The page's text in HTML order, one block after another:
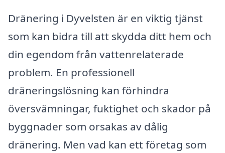
Dränering i Dyvelsten är en viktig tjänst
som kan bidra till att skydda ditt hem och
din egendom från vattenrelaterade
problem. En professionell
dräneringslösning kan förhindra
översvämningar, fuktighet och skador på
byggnader som orsakas av dålig
dränering. Men vad kan ett företag som